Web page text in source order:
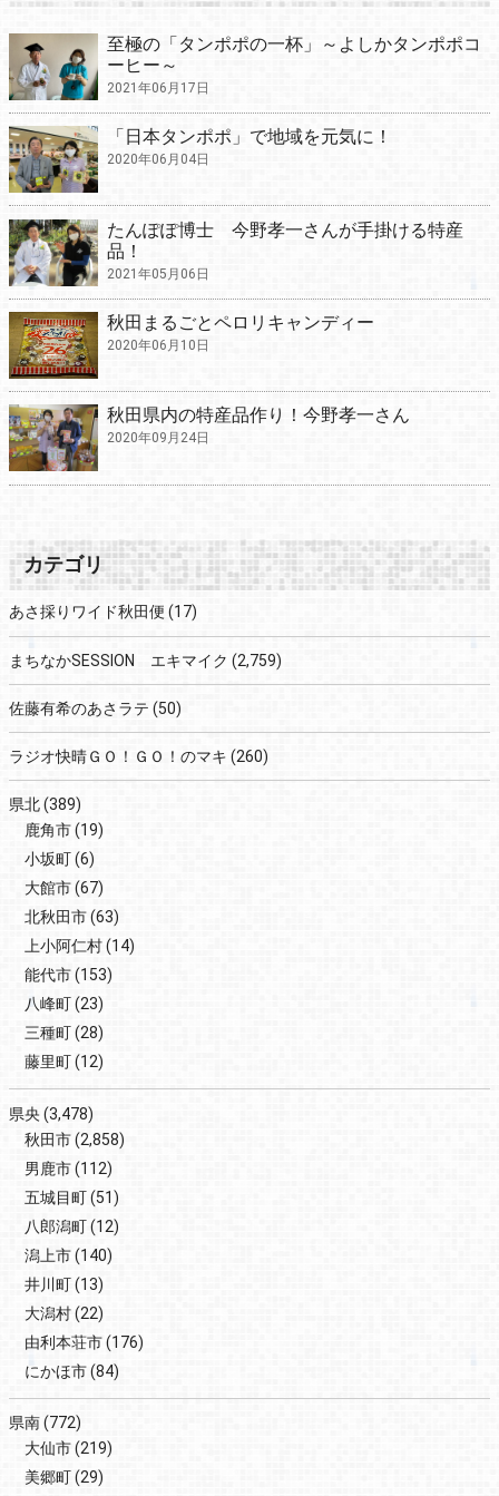
至極の「タンポポの一杯」～よしかタンポポコ
ーヒー～
2021年06月17日
「日本タンポポ」で地域を元気に！
2020年06月04日
たんぽぽ博士 今野孝一さんが手掛ける特産
品！
2021年05月06日
秋田まるごとペロリキャンディー
2020年06月10日
秋田県内の特産品作り！今野孝一さん
2020年09月24日
カテゴリ
あさ採りワイド秋田便 (17)
まちなかSESSION エキマイク (2,759)
佐藤有希のあさラテ (50)
ラジオ快晴ＧＯ！ＧＯ！のマキ (260)
県北(389)
鹿角市(19)
小坂町(6)
大館市(67)
北秋田市(63)
上小阿仁村(14)
能代市(153)
八峰町(23)
三種町(28)
藤里町(12)
県央(3,478)
秋田市(2,858)
男鹿市(112)
五城目町(51)
八郎潟町(12)
潟上市(140)
井川町(13)
大潟村(22)
由利本荘市(176)
にかほ市(84)
県南(772)
大仙市(219)
美郷町(29)